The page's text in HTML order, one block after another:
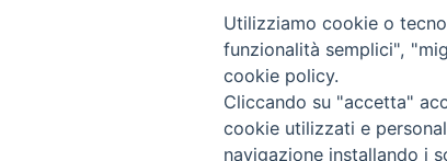
Portogruaro
Friuli Occidentale
Veneto Orientale
La
Utilizziamo cookie o
funzionalità semplici",
cookie policy.
Cliccando su "accetta"
cookie utilizzati e
navigazione installando i